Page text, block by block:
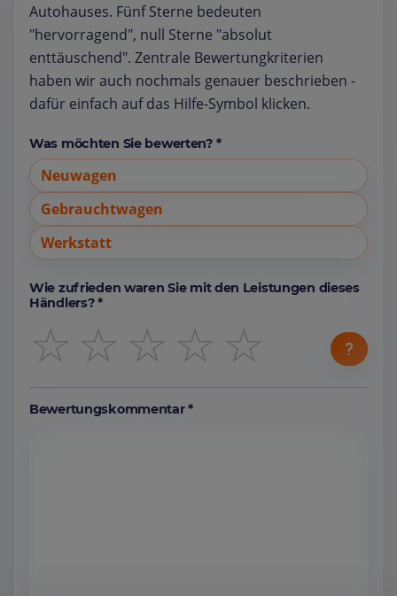
Autohauses. Fünf Sterne bedeuten
"hervorragend", null Sterne "absolut
enttäuschend". Zentrale Bewertungkriterien
haben wir auch nochmals genauer beschrieben -
dafür einfach auf das Hilfe-Symbol klicken.
Was möchten Sie bewerten? *
Neuwagen
Gebrauchtwagen
Werkstatt
Wie zufrieden waren Sie mit den Leistungen dieses
Händlers? *
☆
☆
☆
☆
☆
Bewertungskommentar *